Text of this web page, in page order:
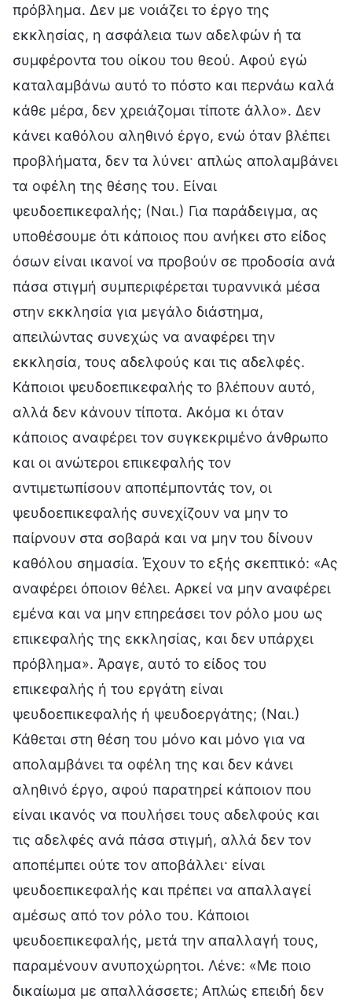
πρόβλημα. Δεν με νοιάζει το έργο της
εκκλησίας, η ασφάλεια των αδελφών ή τα
συμφέροντα του οίκου του θεού. Αφού εγώ
καταλαμβάνω αυτό το πόστο και περνάω καλά
κάθε μέρα, δεν χρειάζομαι τίποτε άλλο». Δεν
κάνει καθόλου αληθινό έργο, ενώ όταν βλέπει
προβλήματα, δεν τα λύνει· απλώς απολαμβάνει
τα οφέλη της θέσης του. Είναι
ψευδοεπικεφαλής; (Ναι.) Για παράδειγμα, ας
υποθέσουμε ότι κάποιος που ανήκει στο είδος
όσων είναι ικανοί να προβούν σε προδοσία ανά
πάσα στιγμή συμπεριφέρεται τυραννικά μέσα
στην εκκλησία για μεγάλο διάστημα,
απειλώντας συνεχώς να αναφέρει την
εκκλησία, τους αδελφούς και τις αδελφές.
Κάποιοι ψευδοεπικεφαλής το βλέπουν αυτό,
αλλά δεν κάνουν τίποτα. Ακόμα κι όταν
κάποιος αναφέρει τον συγκεκριμένο άνθρωπο
και οι ανώτεροι επικεφαλής τον
αντιμετωπίσουν αποπέμποντάς τον, οι
ψευδοεπικεφαλής συνεχίζουν να μην το
παίρνουν στα σοβαρά και να μην του δίνουν
καθόλου σημασία. Έχουν το εξής σκεπτικό: «Ας
αναφέρει όποιον θέλει. Αρκεί να μην αναφέρει
εμένα και να μην επηρεάσει τον ρόλο μου ως
επικεφαλής της εκκλησίας, και δεν υπάρχει
πρόβλημα». Άραγε, αυτό το είδος του
επικεφαλής ή του εργάτη είναι
ψευδοεπικεφαλής ή ψευδοεργάτης; (Ναι.)
Κάθεται στη θέση του μόνο και μόνο για να
απολαμβάνει τα οφέλη της και δεν κάνει
αληθινό έργο, αφού παρατηρεί κάποιον που
είναι ικανός να πουλήσει τους αδελφούς και
τις αδελφές ανά πάσα στιγμή, αλλά δεν τον
αποπέμπει ούτε τον αποβάλλει· είναι
ψευδοεπικεφαλής και πρέπει να απαλλαγεί
αμέσως από τον ρόλο του. Κάποιοι
ψευδοεπικεφαλής, μετά την απαλλαγή τους,
παραμένουν ανυποχώρητοι. Λένε: «Με ποιο
δικαίωμα με απαλλάσσετε; Απλώς επειδή δεν